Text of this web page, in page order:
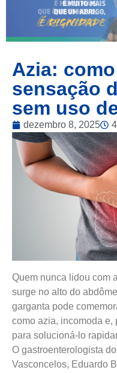
Azia:
sensação
sem uso
dezembro 8, 2025
Quem nunca lidou com
surge no alto do
garganta pode
como azia, incomoda e,
para solucioná-lo
O gastroenterologista
Vasconcelos, Eduardo